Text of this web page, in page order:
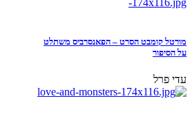
מורטל קומבט הסרט – הפאנסרביס משתלט
על הסיפור
עדי פרל